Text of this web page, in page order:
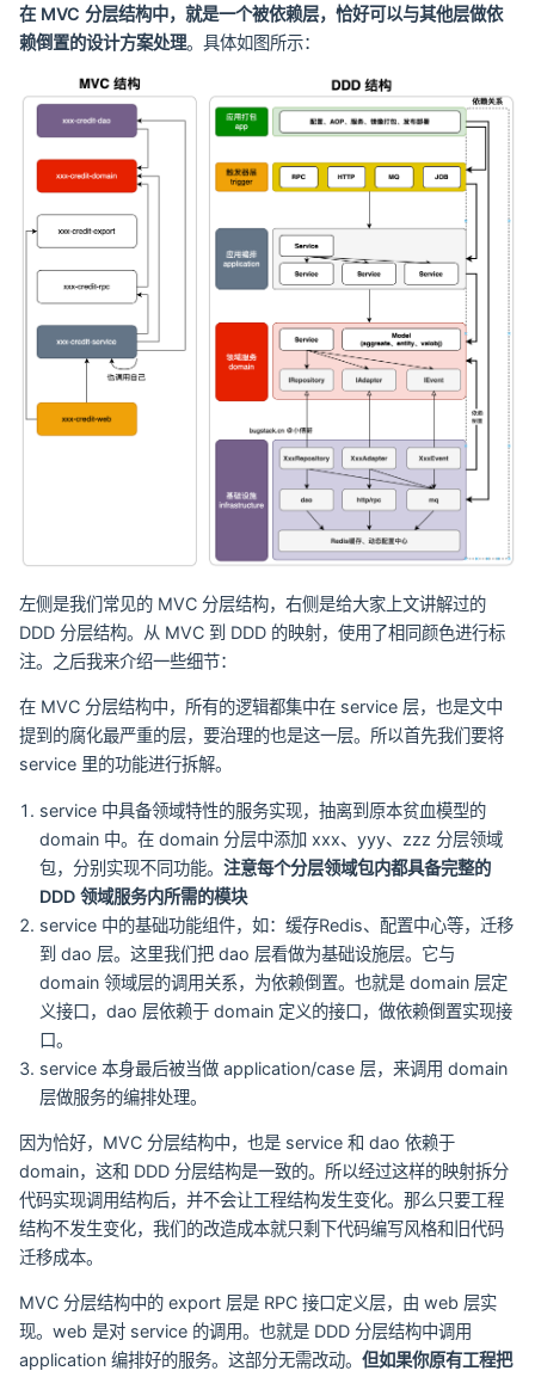
在 MVC 分层结构中，就是一个被依赖层，恰好可以与其他层做依
赖倒置的设计方案处理。具体如图所示：
左侧是我们常见的 MVC 分层结构，右侧是给大家上文讲解过的
DDD 分层结构。从 MVC 到 DDD 的映射，使用了相同颜色进行标
注。之后我来介绍一些细节：
在 MVC 分层结构中，所有的逻辑都集中在 service 层，也是文中
提到的腐化最严重的层，要治理的也是这一层。所以首先我们要将
service 里的功能进行拆解。
service 中具备领域特性的服务实现，抽离到原本贫血模型的
domain 中。在 domain 分层中添加 xxx、yyy、zzz 分层领域
包，分别实现不同功能。注意每个分层领域包内都具备完整的
DDD 领域服务内所需的模块
service 中的基础功能组件，如：缓存Redis、配置中心等，迁移
到 dao 层。这里我们把 dao 层看做为基础设施层。它与
domain 领域层的调用关系，为依赖倒置。也就是 domain 层定
义接口，dao 层依赖于 domain 定义的接口，做依赖倒置实现接
口。
service 本身最后被当做 application/case 层，来调用 domain
层做服务的编排处理。
因为恰好，MVC 分层结构中，也是 service 和 dao 依赖于
domain，这和 DDD 分层结构是一致的。所以经过这样的映射拆分
代码实现调用结构后，并不会让工程结构发生变化。那么只要工程
结构不发生变化，我们的改造成本就只剩下代码编写风格和旧代码
迁移成本。
MVC 分层结构中的 export 层是 RPC 接口定义层，由 web 层实
现。web 是对 service 的调用。也就是 DDD 分层结构中调用
application 编排好的服务。这部分无需改动。 但如果你原有工程把